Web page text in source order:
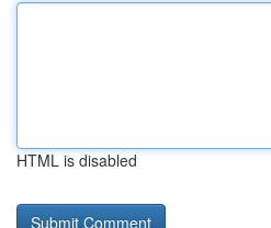
HTML is disabled